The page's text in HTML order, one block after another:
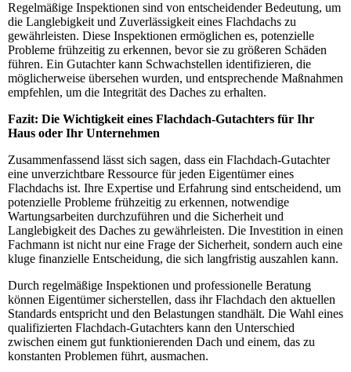
Regelmäßige Inspektionen sind von entscheidender Bedeutung, um
die Langlebigkeit und Zuverlässigkeit eines Flachdachs zu
gewährleisten. Diese Inspektionen ermöglichen es, potenzielle
Probleme frühzeitig zu erkennen, bevor sie zu größeren Schäden
führen. Ein Gutachter kann Schwachstellen identifizieren, die
möglicherweise übersehen wurden, und entsprechende Maßnahmen
empfehlen, um die Integrität des Daches zu erhalten.
Fazit: Die Wichtigkeit eines Flachdach-Gutachters für Ihr
Haus oder Ihr Unternehmen
Zusammenfassend lässt sich sagen, dass ein Flachdach-Gutachter
eine unverzichtbare Ressource für jeden Eigentümer eines
Flachdachs ist. Ihre Expertise und Erfahrung sind entscheidend, um
potenzielle Probleme frühzeitig zu erkennen, notwendige
Wartungsarbeiten durchzuführen und die Sicherheit und
Langlebigkeit des Daches zu gewährleisten. Die Investition in einen
Fachmann ist nicht nur eine Frage der Sicherheit, sondern auch eine
kluge finanzielle Entscheidung, die sich langfristig auszahlen kann.
Durch regelmäßige Inspektionen und professionelle Beratung
können Eigentümer sicherstellen, dass ihr Flachdach den aktuellen
Standards entspricht und den Belastungen standhält. Die Wahl eines
qualifizierten Flachdach-Gutachters kann den Unterschied
zwischen einem gut funktionierenden Dach und einem, das zu
konstanten Problemen führt, ausmachen.